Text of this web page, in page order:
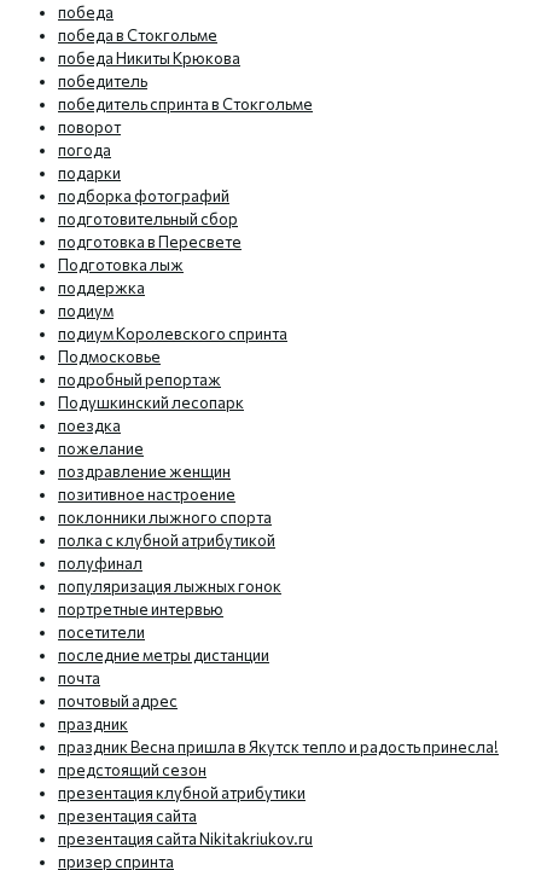
победа
победа в Стокгольме
победа Никиты Крюкова
победитель
победитель спринта в Стокгольме
поворот
погода
подарки
подборка фотографий
подготовительный сбор
подготовка в Пересвете
Подготовка лыж
поддержка
подиум
подиум Королевского спринта
Подмосковье
подробный репортаж
Подушкинский лесопарк
поездка
пожелание
поздравление женщин
позитивное настроение
поклонники лыжного спорта
полка с клубной атрибутикой
полуфинал
популяризация лыжных гонок
портретные интервью
посетители
последние метры дистанции
почта
почтовый адрес
праздник
праздник Весна пришла в Якутск тепло и радость принесла!
предстоящий сезон
презентация клубной атрибутики
презентация сайта
презентация сайта Nikitakriukov.ru
призер спринта